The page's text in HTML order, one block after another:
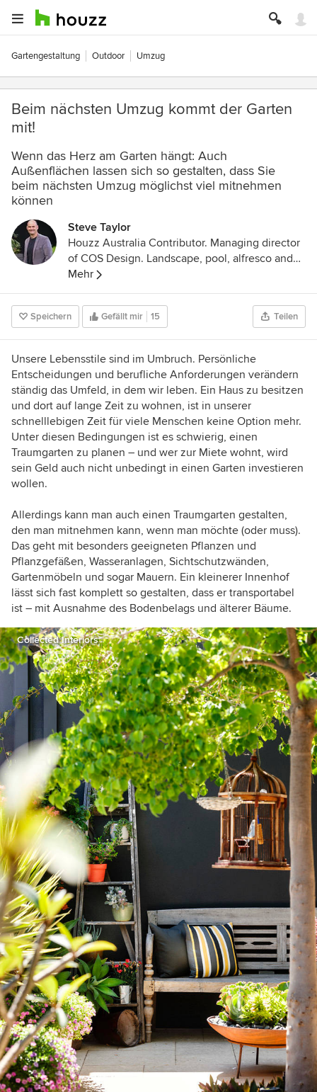
Gartengestaltung Outdoor Umzug
Beim nächsten Umzug kommt der Garten
mit!
Wenn das Herz am Garten hängt: Auch
Außenflächen lassen sich so gestalten, dass Sie
beim nächsten Umzug möglichst viel mitnehmen
können
Steve Taylor
Houzz Australia Contributor. Managing director
of COS Design. Landscape, pool, alfresco and
home designer based in Melbourne. I love
everything about architecture, design and
construction. Host of Best Gardens Australia on
both the Foxtel network and Foxtel, head judge
of the Victorian landscape awards of
excellence, multi-award winner and registered
building practitioner.
Mehr
Speichern Gefällt mir 15 Teilen
Unsere Lebensstile sind im Umbruch. Persönliche
Entscheidungen und berufliche Anforderungen verändern
ständig das Umfeld, in dem wir leben. Ein Haus zu besitzen
und dort auf lange Zeit zu wohnen, ist in unserer
schnelllebigen Zeit für viele Menschen keine Option mehr.
Unter diesen Bedingungen ist es schwierig, einen
Traumgarten zu planen – und wer zur Miete wohnt, wird
sein Geld auch nicht unbedingt in einen Garten investieren
wollen.
Allerdings kann man auch einen Traumgarten gestalten,
den man mitnehmen kann, wenn man möchte (oder muss).
Das geht mit besonders geeigneten Pflanzen und
Pflanzgefäßen, Wasseranlagen, Sichtschutzwänden,
Gartenmöbeln und sogar Mauern. Ein kleinerer Innenhof
lässt sich fast komplett so gestalten, dass er transportabel
ist – mit Ausnahme des Bodenbelags und älterer Bäume.
Collected Interiors